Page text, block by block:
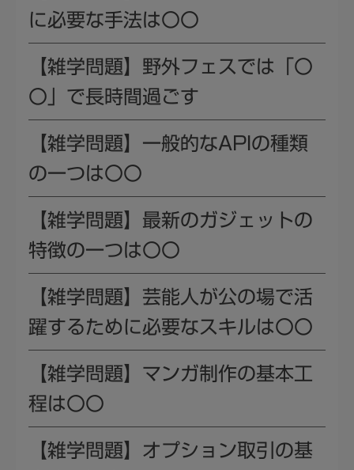
に必要な手法は〇〇
【雑学問題】野外フェスでは「〇
〇」で長時間過ごす
【雑学問題】一般的なAPIの種類
の一つは〇〇
【雑学問題】最新のガジェットの
特徴の一つは〇〇
【雑学問題】芸能人が公の場で活
躍するために必要なスキルは〇〇
【雑学問題】マンガ制作の基本工
程は〇〇
【雑学問題】オプション取引の基